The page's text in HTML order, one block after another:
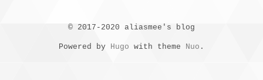
© 2017-2020 aliasmee's blog
Powered by Hugo with theme Nuo .